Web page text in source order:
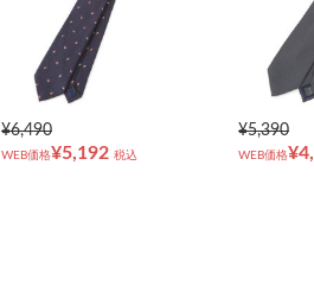
¥6,490
WEB価格¥5,192 税込
¥5,390
WEB価格